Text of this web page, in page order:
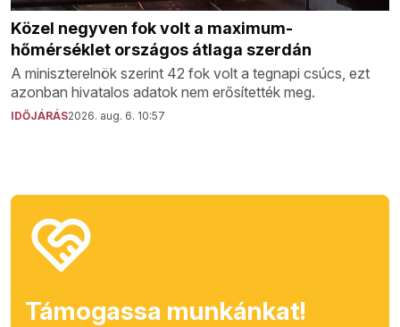
Közel negyven fok volt a maximum-
hőmérséklet országos átlaga szerdán
A miniszterelnök szerint 42 fok volt a tegnapi csúcs, ezt
azonban hivatalos adatok nem erősítették meg.
IDŐJÁRÁS2026. aug. 6. 10:57
Támogassa munkánkat!